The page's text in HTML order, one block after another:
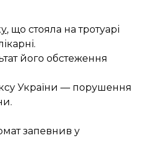
, що стояла на тротуарі
його обстеження
України — порушення
запевнив у